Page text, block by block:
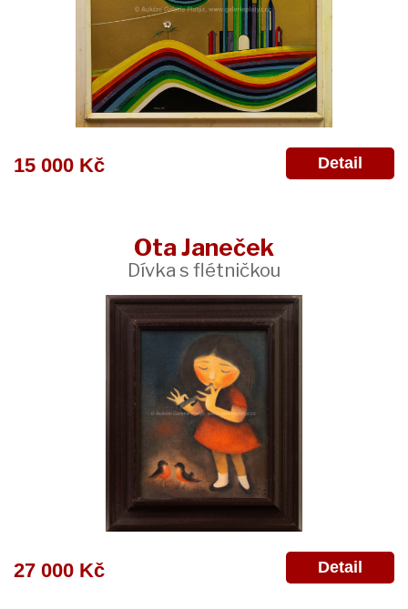
15 000 Kč Detail
Ota Janeček
Dívka s flétničkou
27 000 Kč Detail